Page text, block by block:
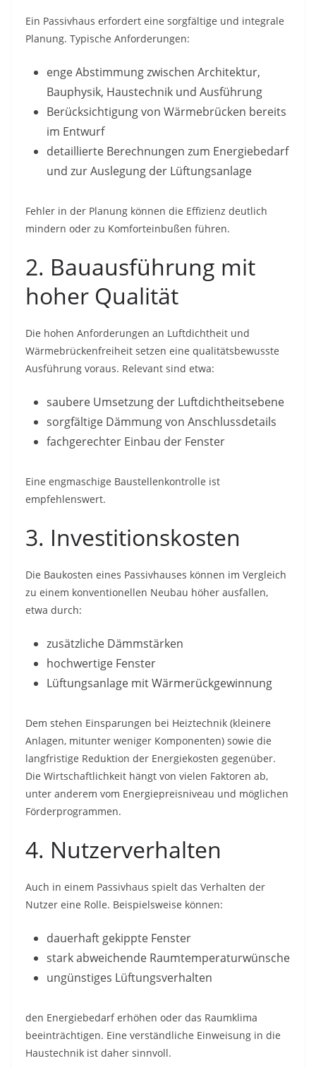
Ein Passivhaus erfordert eine sorgfältige und integrale
Planung. Typische Anforderungen:
enge Abstimmung zwischen Architektur,
Bauphysik, Haustechnik und Ausführung
Berücksichtigung von Wärmebrücken bereits
im Entwurf
detaillierte Berechnungen zum Energiebedarf
und zur Auslegung der Lüftungsanlage
Fehler in der Planung können die Effizienz deutlich
mindern oder zu Komforteinbußen führen.
2. Bauausführung mit
hoher Qualität
Die hohen Anforderungen an Luftdichtheit und
Wärmebrückenfreiheit setzen eine qualitätsbewusste
Ausführung voraus. Relevant sind etwa:
saubere Umsetzung der Luftdichtheitsebene
sorgfältige Dämmung von Anschlussdetails
fachgerechter Einbau der Fenster
Eine engmaschige Baustellenkontrolle ist
empfehlenswert.
3. Investitionskosten
Die Baukosten eines Passivhauses können im Vergleich
zu einem konventionellen Neubau höher ausfallen,
etwa durch:
zusätzliche Dämmstärken
hochwertige Fenster
Lüftungsanlage mit Wärmerückgewinnung
Dem stehen Einsparungen bei Heiztechnik (kleinere
Anlagen, mitunter weniger Komponenten) sowie die
langfristige Reduktion der Energiekosten gegenüber.
Die Wirtschaftlichkeit hängt von vielen Faktoren ab,
unter anderem vom Energiepreisniveau und möglichen
Förderprogrammen.
4. Nutzerverhalten
Auch in einem Passivhaus spielt das Verhalten der
Nutzer eine Rolle. Beispielsweise können:
dauerhaft gekippte Fenster
stark abweichende Raumtemperaturwünsche
ungünstiges Lüftungsverhalten
den Energiebedarf erhöhen oder das Raumklima
beeinträchtigen. Eine verständliche Einweisung in die
Haustechnik ist daher sinnvoll.